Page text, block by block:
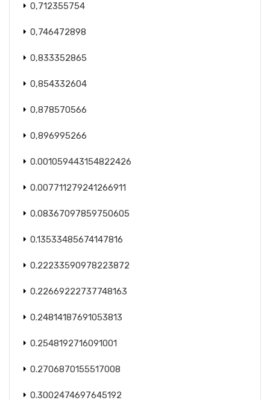
0,712355754
0,746472898
0,833352865
0,854332604
0,878570566
0,896995266
0.001059443154822426
0.007711279241266911
0.08367097859750605
0.13533485674147816
0.22233590978223872
0.22669222737748163
0.24814187691053813
0.2548192716091001
0.2706870155517008
0.3002474697645192